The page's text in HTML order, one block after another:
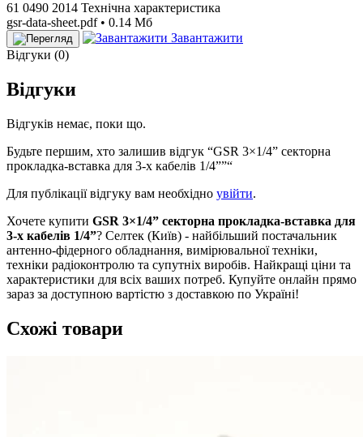
61 0490 2014 Технічна характеристика
gsr-data-sheet.pdf • 0.14 Мб
Завантажити
Відгуки (0)
Відгуки
Відгуків немає, поки що.
Будьте першим, хто залишив відгук “GSR 3×1/4” секторна
прокладка-вставка для 3-х кабелів 1/4””“
Для публікації відгуку вам необхідно увійти.
Хочете купити GSR 3×1/4” секторна прокладка-вставка для
3-х кабелів 1/4”? Селтек (Київ) - найбільший постачальник
антенно-фідерного обладнання, вимірювальної техніки,
техніки радіоконтролю та супутніх виробів. Найкращі ціни та
характеристики для всіх ваших потреб. Купуйте онлайн прямо
зараз за доступною вартістю з доставкою по Україні!
Схожі товари